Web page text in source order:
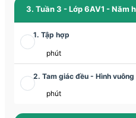
3. Tuần 3 - Lớp 6AV1 - Năm
1. Tập hợp
phút
2. Tam giác đều - Hình
phút